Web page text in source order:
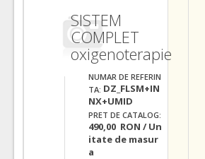
SISTEM
COMPLET
oxigenoterapie
NUMAR DE REFERIN
TA: DZ_FLSM+IN
NX+UMID
PRET DE CATALOG:
490,00 RON / Un
itate de masur
a